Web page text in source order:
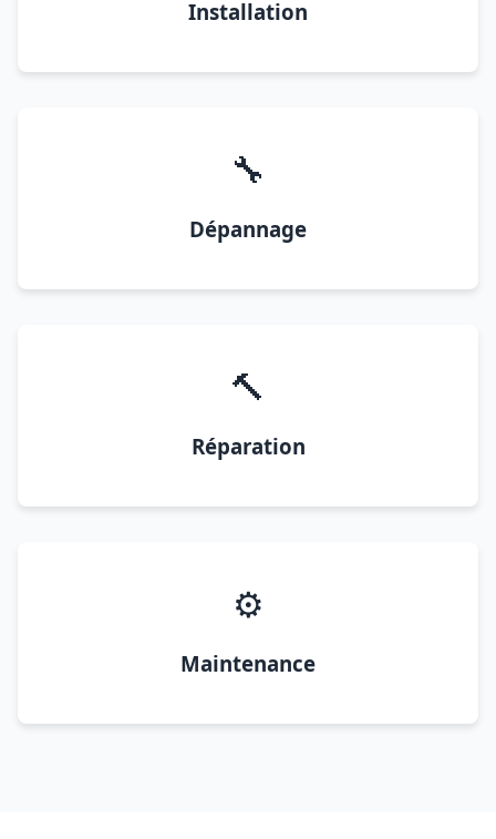
Installation
🔧
Dépannage
🔨
Réparation
⚙️
Maintenance